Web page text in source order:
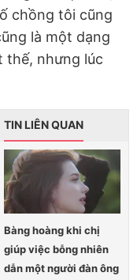
chồng tôi cũng
là một dạng
thế, nhưng lúc
TIN LIÊN QUAN
Bàng hoàng khi chị
giúp việc bỗng nhiên
dẫn một người đàn ông